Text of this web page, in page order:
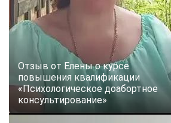
Отзыв от Елены о курсе
повышения квалификации
«Психологическое доабортное
консультирование»